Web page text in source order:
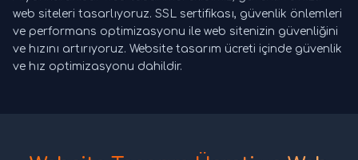
web siteleri tasarlıyoruz. SSL sertifikası, güvenlik önlemleri
ve performans optimizasyonu ile web sitenizin güvenliğini
ve hızını artırıyoruz. Website tasarım ücreti içinde güvenlik
ve hız optimizasyonu dahildir.